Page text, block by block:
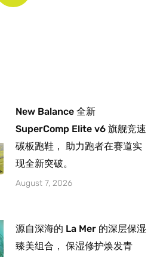
New Balance 全新
SuperComp Elite v6 旗舰竞速
碳板跑鞋， 助力跑者在赛道实
现全新突破。
August 7, 2026
源自深海的 La Mer 的深层保湿
臻美组合， 保湿修护焕发青